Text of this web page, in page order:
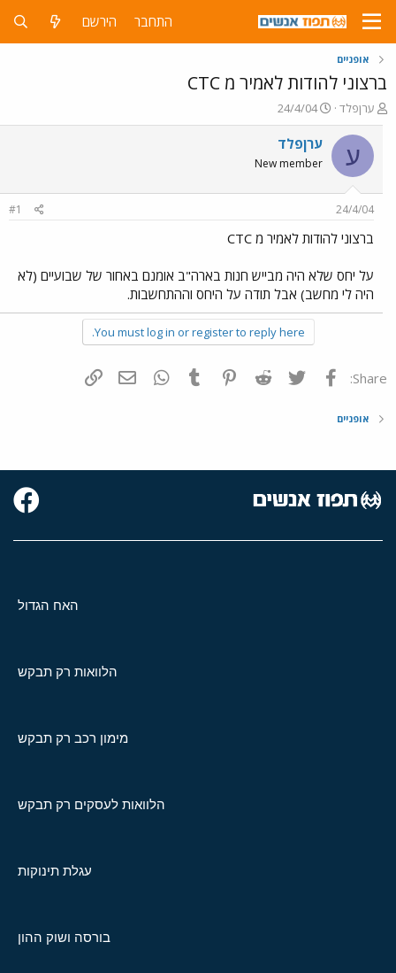
התחבר הירשם
אופניים
ברצוני להודות לאמיר מ CTC
פ
ו
ת
ח
ה
ש
א
ערןפלד
פ
ו
ר
ם
ר
ך
24/4/04
ע ערןפלד
New member
24/4/04
#1
ברצוני להודות לאמיר מ CTC
על יחס שלא היה מבייש חנות בארה"ב אומנם באחור של שבועיים (לא
היה לי מחשב) אבל תודה על היחס וההתחשבות.
You must log in or register to reply here.
Share: פייסבוק Twitter
Reddit
Pinterest
Tumblr
WhatsAppדואר אלקטרוני
אופניים
האח הגדול
הלוואות רק תבקש
מימון רכב רק תבקש
הלוואות לעסקים רק תבקש
עגלת תינוקות
בורסה ושוק ההון